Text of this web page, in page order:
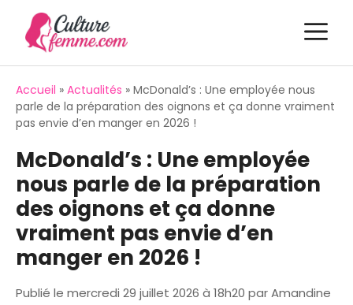
contenu
Accueil » Actualités » McDonald’s : Une employée nous
parle de la préparation des oignons et ça donne vraiment
pas envie d’en manger en 2026 !
McDonald’s : Une employée
nous parle de la préparation
des oignons et ça donne
vraiment pas envie d’en
manger en 2026 !
Publié le mercredi 29 juillet 2026 à 18h20 parAmandine